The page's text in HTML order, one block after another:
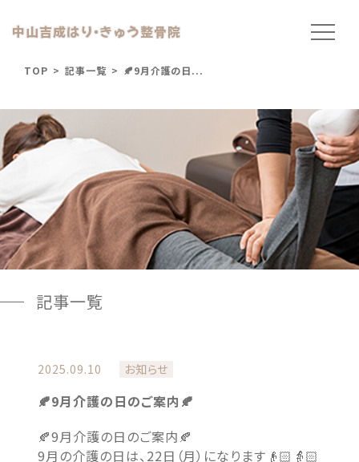
中山吉成はり・きゅう整骨院
TOP > 記事一覧 > 🍂9月介護の日...
記事一覧
2025.09.10 お知らせ
🍂9月介護の日のご案内🍂
🍂9月介護の日のご案内🍂
9月の介護の日は、22日（月）になります👴🏻👵🏻